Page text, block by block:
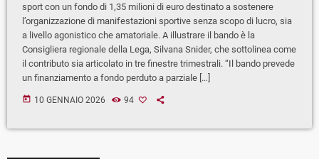
sport con un fondo di 1,35 milioni di euro destinato a sostenere
l’organizzazione di manifestazioni sportive senza scopo di lucro, sia
a livello agonistico che amatoriale. A illustrare il bando è la
Consigliera regionale della Lega, Silvana Snider, che sottolinea come
il contributo sia articolato in tre finestre trimestrali. “Il bando prevede
un finanziamento a fondo perduto a parziale […]
today 10 GENNAIO 2026 94